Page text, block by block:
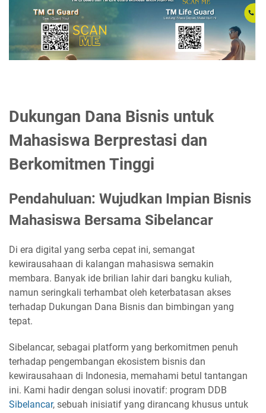
Dukungan Dana Bisnis untuk
Mahasiswa Berprestasi dan
Berkomitmen Tinggi
Pendahuluan: Wujudkan Impian Bisnis
Mahasiswa Bersama Sibelancar
Di era digital yang serba cepat ini, semangat
kewirausahaan di kalangan mahasiswa semakin
membara. Banyak ide brilian lahir dari bangku kuliah,
namun seringkali terhambat oleh keterbatasan akses
terhadap Dukungan Dana Bisnis dan bimbingan yang
tepat.
Sibelancar, sebagai platform yang berkomitmen penuh
terhadap pengembangan ekosistem bisnis dan
kewirausahaan di Indonesia, memahami betul tantangan
ini. Kami hadir dengan solusi inovatif: program DDB
Sibelancar, sebuah inisiatif yang dirancang khusus untuk